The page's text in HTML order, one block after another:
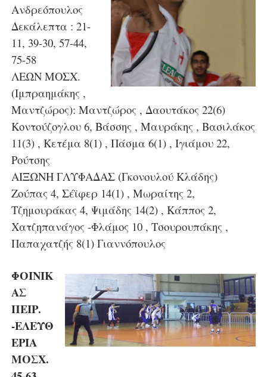
Ανδρεόπουλος
Δεκάλεπτα : 21-
11, 39-30, 57-44,
75-58
ΛΕΩΝ ΜΟΣΧ.
(Ιμπραημάκης ,
Μαντζώρος): Μαντζώρος , Δαουτάκος 22(6)
Κοντούζογλου 6, Βάσσης , Μαυράκης , Βασιλάκος
11(3) , Κετέμα 8(1) , Πάσμα 6(1) , Ιγιάμου 22,
Ρούτσης
ΑΙΞΩΝΗ ΓΛΥΦΑΔΑΣ (Γκονουλού Κλάδης)
Ζούπας 4, Σέϊφερ 14(1) , Μωραίτης 2,
Τζημουράκας 4, Ψιμάδης 14(2) , Κάππος 2,
Χατζηπανάγος -Φλάμος 10 , Τσουρουπάκης ,
Παπαχατζής 8(1) Γιαννόπουλος
ΦΟΙΝΙΚ
ΑΣ
ΠΕΙΡ.
-ΕΛΕΥΘ
ΕΡΙΑ
ΜΟΣΧ.